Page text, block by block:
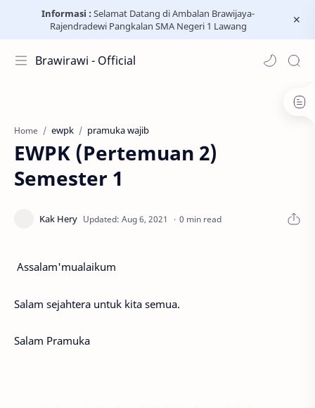
Informasi :Selamat Datang di Ambalan Brawijaya-
Rajendradewi Pangkalan SMA Negeri 1 Lawang
Brawirawi - Official
Home ewpk pramuka wajib
EWPK (Pertemuan 2)
Semester 1
0 min read
Assalam'mualaikum
Salam sejahtera untuk kita semua.
Salam Pramuka